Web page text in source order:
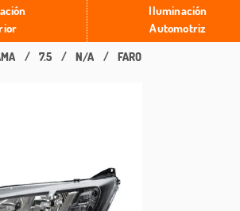
* Aplican restricciones
Iluminación
Automotriz
7.5 N/A FARO